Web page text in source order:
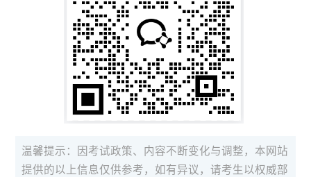
温馨提示：因考试政策、内容不断变化与调整，本网站
提供的以上信息仅供参考，如有异议，请考生以权威部